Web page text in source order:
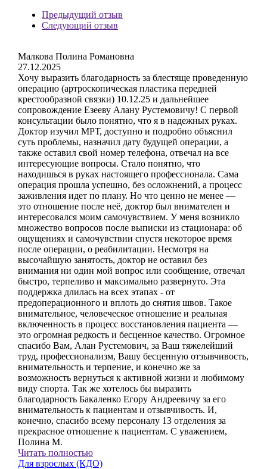
Предыдущий отзыв
Следующий отзыв
Малкова Полина Романовна
27.12.2025
Хочу выразить благодарность за блестяще проведенную
операцию (артроскопическая пластика передней
крестообразной связки) 10.12.25 и дальнейшее
сопровождение Езееву Алану Рустемовичу! С первой
консультации было понятно, что я в надежных руках.
Доктор изучил МРТ, доступно и подробно объяснил
суть проблемы, назначил дату будущей операции, а
также оставил свой номер телефона, отвечал на все
интересующие вопросы. Стало понятно, что
находишься в руках настоящего профессионала. Сама
операция прошла успешно, без осложнений, а процесс
заживления идет по плану. Но что ценно не менее —
это отношение после неё, доктор был внимателен и
интересовался моим самочувствием. У меня возникло
множество вопросов после выписки из стационара: об
ощущениях и самочувствии спустя некоторое время
после операции, о реабилитации. Несмотря на
высочайшую занятость, доктор не оставил без
внимания ни один мой вопрос или сообщение, отвечал
быстро, терпеливо и максимально развернуто. Эта
поддержка длилась на всех этапах - от
предоперационного и вплоть до снятия швов. Такое
внимательное, человеческое отношение и реальная
включенность в процесс восстановления пациента —
это огромная редкость и бесценное качество. Огромное
спасибо Вам, Алан Рустемович, за Ваш тяжелейший
труд, профессионализм, Вашу бесценную отзывчивость,
внимательность и терпение, и конечно же за
возможность вернуться к активной жизни и любимому
виду спорта. Так же хотелось бы выразить
благодарность Бакаленко Егору Андреевичу за его
внимательность к пациентам и отзывчивость. И,
конечно, спасибо всему персоналу 13 отделения за
прекрасное отношение к пациентам. С уважением,
Полина М.
Читать полностью
Для взрослых (КДО)